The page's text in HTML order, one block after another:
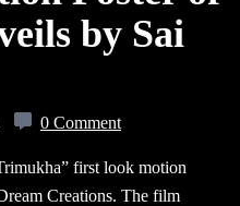
by Sai
0 Comment
first look motion
Creations. The film